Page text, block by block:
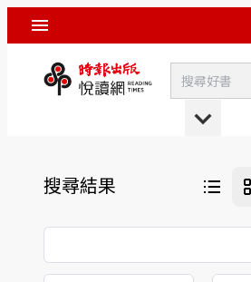
搜尋結果